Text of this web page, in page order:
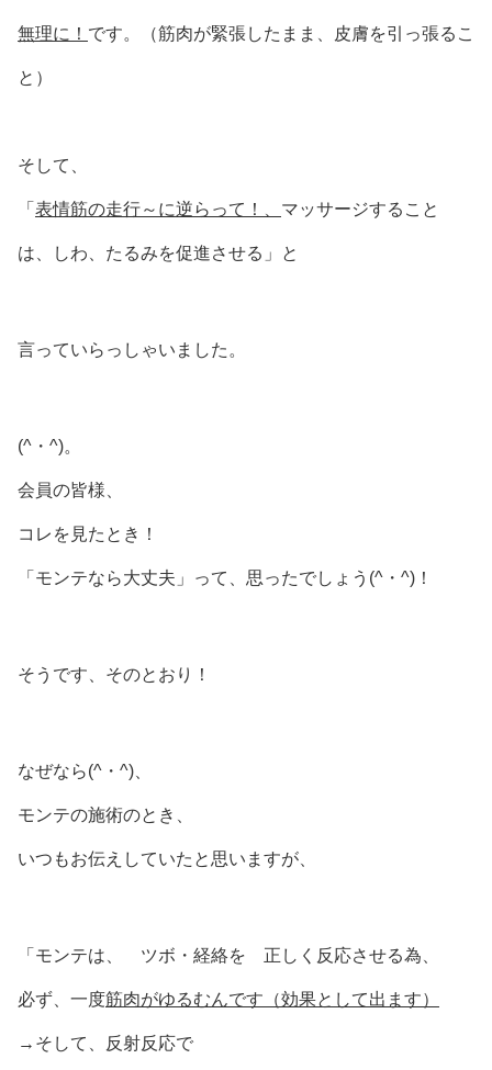
無理に！ です。（筋肉が緊張したまま、皮膚を引っ張るこ
と）
そして、
「 表情筋の走行～に逆らって！、 マッサージすること
は、しわ、たるみを促進させる」と
言っていらっしゃいました。
(^・^)。
会員の皆様、
コレを見たとき！
「モンテなら大丈夫」って、思ったでしょう(^・^)！
そうです、そのとおり！
なぜなら(^・^)、
モンテの施術のとき、
いつもお伝えしていたと思いますが、
「モンテは、 ツボ・経絡を 正しく反応させる為、
必ず、一度筋肉がゆるむんです（効果として出ます）
→そして、反射反応で